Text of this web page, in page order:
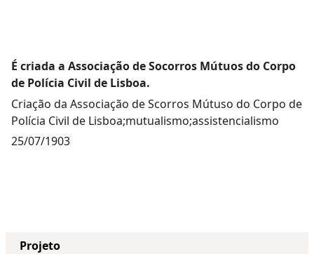
É criada a Associação de Socorros Mútuos do Corpo
de Polícia Civil de Lisboa.
Criação da Associação de Scorros Mútuso do Corpo de
Polícia Civil de Lisboa;mutualismo;assistencialismo
25/07/1903
Projeto